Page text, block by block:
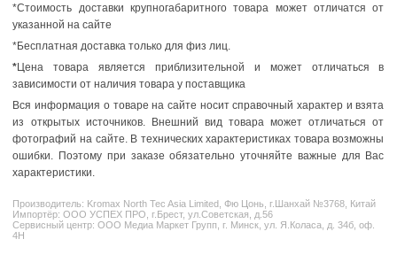
*Стоимость доставки крупногабаритного товара может отличатся от
указанной на сайте
*Бесплатная доставка только для физ лиц.
*Цена товара является приблизительной и может отличаться в
зависимости от наличия товара у поставщика
Вся информация о товаре на сайте носит справочный характер и взята
из открытых источников. Внешний вид товара может отличаться от
фотографий на сайте. В технических характеристиках товара возможны
ошибки. Поэтому при заказе обязательно уточняйте важные для Вас
характеристики.
Производитель: Kromax North Tec Asia Limited, Фю Цонь, г.Шанхай №3768, Китай
Импортёр: ООО УСПЕХ ПРО, г.Брест, ул.Советская, д.56
Сервисный центр: ООО Медиа Маркет Групп, г. Минск, ул. Я.Коласа, д. 34б, оф.
4Н